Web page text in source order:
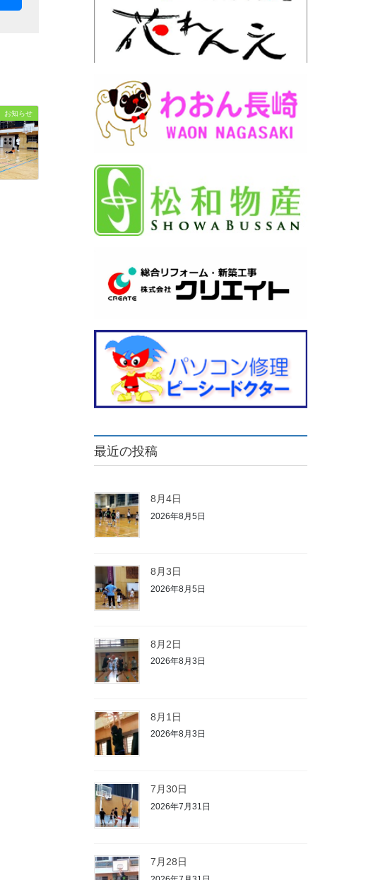
お知らせ
最近の投稿
8月4日
2026年8月5日
8月3日
2026年8月5日
8月2日
2026年8月3日
8月1日
2026年8月3日
7月30日
2026年7月31日
7月28日